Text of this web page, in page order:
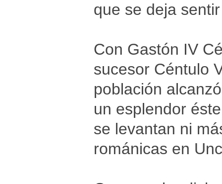
que se deja
Con Gastón IV
sucesor Céntulo
población
un esplendor
se levantan ni
románicas en